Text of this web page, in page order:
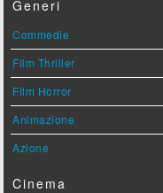
Generi
Commedie
Film Thriller
Film Horror
Animazione
Azione
Cinema